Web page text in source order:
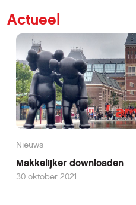
Actueel
Nieuws
Makkelijker downloaden
30 oktober 2021